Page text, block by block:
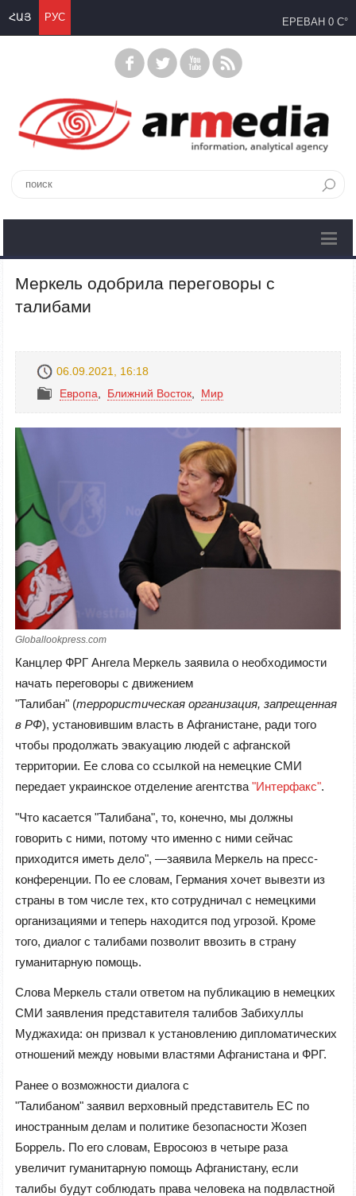
ՀԱՅ РУС ЕРЕВАН 0 C°
Меркель одобрила переговоры с
талибами
06.09.2021, 16:18
Европа
Ближний Восток Mир
Globallookpress.com
Канцлер ФРГ Ангела Меркель заявила о необходимости
начать переговоры с движением
"Талибан" (террористическая организация, запрещенная
в РФ), установившим власть в Афганистане, ради того
чтобы продолжать эвакуацию людей с афганской
территории. Ее слова со ссылкой на немецкие СМИ
передает украинское отделение агентства "Интерфакс".
"Что касается "Талибана", то, конечно, мы должны
говорить с ними, потому что именно с ними сейчас
приходится иметь дело", —заявила Меркель на пресс-
конференции. По ее словам, Германия хочет вывезти из
страны в том числе тех, кто сотрудничал с немецкими
организациями и теперь находится под угрозой. Кроме
того, диалог с талибами позволит ввозить в страну
гуманитарную помощь.
Слова Меркель стали ответом на публикацию в немецких
СМИ заявления представителя талибов Забихуллы
Муджахида: он призвал к установлению дипломатических
отношений между новыми властями Афганистана и ФРГ.
Ранее о возможности диалога с
"Талибаном" заявил верховный представитель ЕС по
иностранным делам и политике безопасности Жозеп
Боррель. По его словам, Евросоюз в четыре раза
увеличит гуманитарную помощь Афганистану, если
талибы будут соблюдать права человека на подвластной